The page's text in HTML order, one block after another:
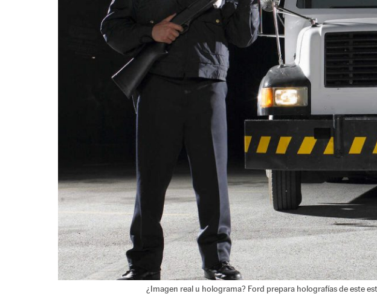
¿Imagen real u holograma? Ford prepara holografías de este